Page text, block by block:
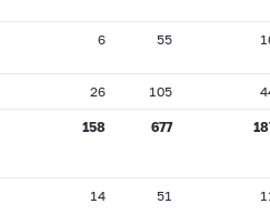
6 55
26 105
158 677
14 51